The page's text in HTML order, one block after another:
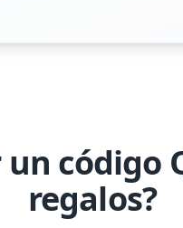
código
regalos?